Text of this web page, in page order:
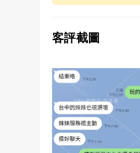
客評截圖